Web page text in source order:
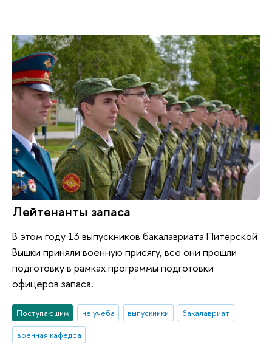
Лейтенанты запаса
В этом году 13 выпускников бакалавриата Питерской
Вышки приняли военную присягу, все они прошли
подготовку в рамках программы подготовки
офицеров запаса.
Поступающим не учеба выпускники
бакалавриат
военная кафедра